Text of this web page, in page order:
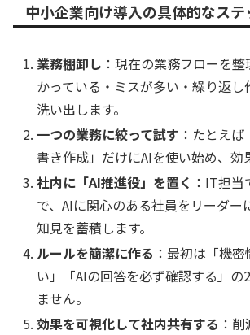
中小企業向け導入の具体的なステ
業務棚卸し ：現在の業務フローを
かっている・ミスが多い・繰り返し
洗い出します。
一つの業務に絞って試す ：たとえ
書き作成」だけにAIを使い始め、効
社内に「AI推進役」を置く ：IT担
で、AIに関心のある社員をリーダー
知見を蓄積します。
ルールを簡潔に作る ：最初は「機
い」「AIの回答を必ず確認する」の
ません。
効果を可視化して社内共有する ：